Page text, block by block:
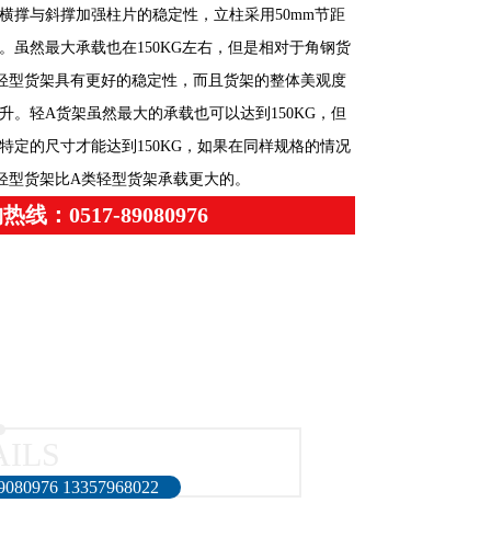
撑与斜撑加强柱片的稳定性，立柱采用50mm节距
虽然最大承载也在150KG左右，但是相对于角钢货
型货架具有更好的稳定性，而且货架的整体美观度
。轻A货架虽然最大的承载也可以达到150KG，但
定的尺寸才能达到150KG，如果在同样规格的情况
型货架比A类轻型货架承载更大的。
线：0517-89080976
13357968022